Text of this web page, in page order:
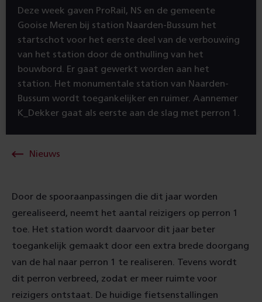
Deze week gaven ProRail, NS en de gemeente
Gooise Meren bij station Naarden-Bussum het
startschot voor het eerste deel van de verbouwing
van het station door de onthulling van het
bouwbord. Er gaat gewerkt worden aan het
station. Het monumentale station van Naarden-
Bussum wordt toegankelijker en ruimer. Aannemer
K_Dekker gaat als eerste aan de slag met perron 1.
Nieuws
Door de spooraanpassingen die dit jaar worden
gerealiseerd, neemt het aantal reizigers op perron 1
toe. Het station wordt daarvoor dit jaar beter
toegankelijk gemaakt door een extra brede doorgang
van de hal naar perron 1 te realiseren. Tevens wordt
dit perron verbreed, zodat er meer ruimte voor
reizigers ontstaat. De huidige fietsenstallingen